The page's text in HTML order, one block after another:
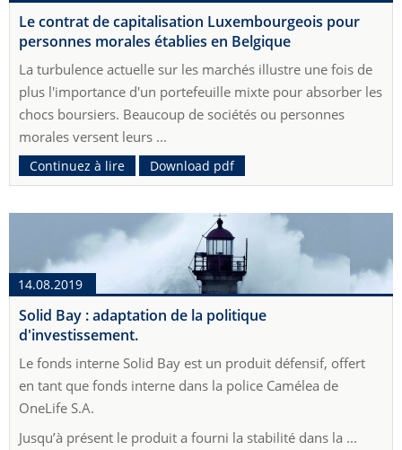
Le contrat de capitalisation Luxembourgeois pour
personnes morales établies en Belgique
La turbulence actuelle sur les marchés illustre une fois de
plus l'importance d'un portefeuille mixte pour absorber les
chocs boursiers. Beaucoup de sociétés ou personnes
morales versent leurs ...
Continuez à lire Download pdf
14.08.2019
Solid Bay : adaptation de la politique
d'investissement.
Le fonds interne Solid Bay est un produit défensif, offert
en tant que fonds interne dans la police Camélea de
OneLife S.A.
Jusqu’à présent le produit a fourni la stabilité dans la ...